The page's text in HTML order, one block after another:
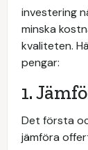
investering
minska
kvaliteten.
pengar:
1.
Det första
jämföra